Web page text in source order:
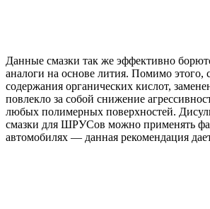
Данные смазки так же эффективно
аналоги на основе лития. Помимо этого,
содержания органических кислот,
повлекло за собой снижение
любых полимерных поверхностей.
смазки для ШРУСов можно применять
автомобилях — данная рекомендация